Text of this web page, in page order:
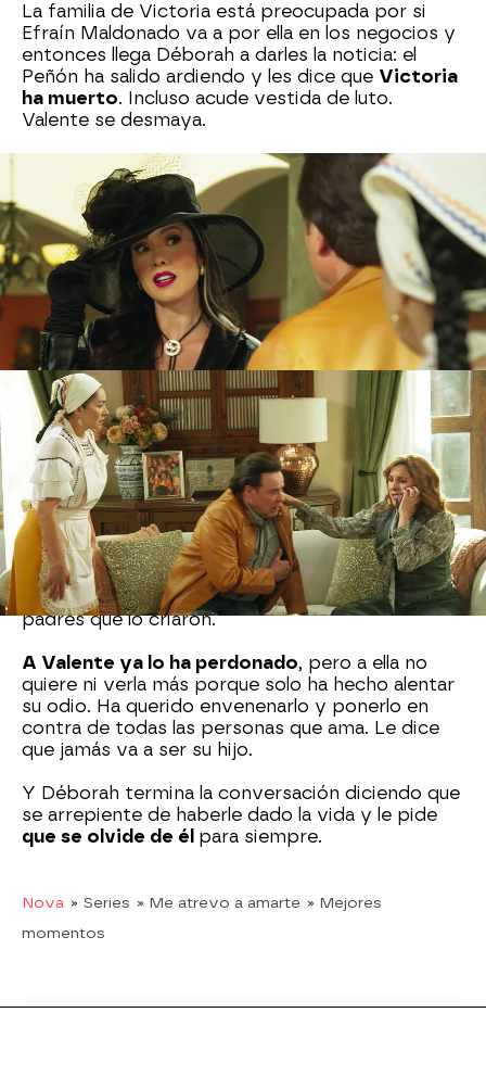
La familia de Victoria está preocupada por si
Efraín Maldonado va a por ella en los negocios y
entonces llega Déborah a darles la noticia: el
Peñón ha salido ardiendo y les dice que Victoria
ha muerto. Incluso acude vestida de luto.
Valente se desmaya.
Déborah aprovecha para decirle unas palabras
horribles
y Gabino que está presente se
enfrenta diciéndole queella no es su madre.
Diana llama al teléfono de Victoria, pero no
contesta y todo apunta a que es verdad que
Victoria ha perdido la vida en el incendio.¡Sus
padres están desolados!
Gabino tiene una conversación a gritos con
Déborah. Ella le pide respeto a su hijo biológico y
le dice que todo el dinero que tiene se lo debe a
ella y sigue insultando a Valente.
Déborah no puede soportar queGabino quiera a
Valente como su padre, pero no a ella como
madre. De hecho, le explica que Valente sí que le
ofreció su apellido, pero Gabino no lo quiso
porque él ya tiene un apellido que le dieron los
padres que lo criaron.
A Valente ya lo ha perdonado, pero a ella no
quiere ni verla más porque solo ha hecho alentar
su odio. Ha querido envenenarlo y ponerlo en
contra de todas las personas que ama. Le dice
que jamás va a ser su hijo.
Y Déborah termina la conversación diciendo que
se arrepiente de haberle dado la vida y le pide
que se olvide de él para siempre.
Nova » Series » Me atrevo a amarte » Mejores
momentos